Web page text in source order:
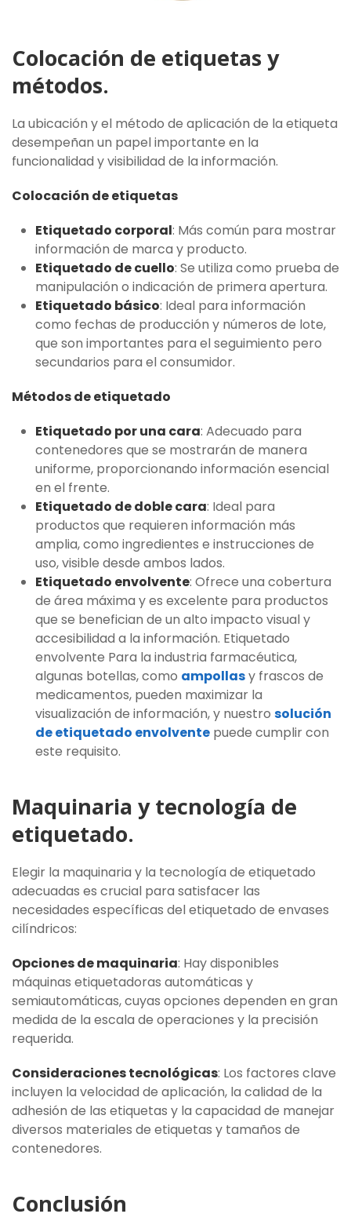
Colocación de etiquetas y
métodos.
La ubicación y el método de aplicación de la etiqueta
desempeñan un papel importante en la
funcionalidad y visibilidad de la información.
Colocación de etiquetas
Etiquetado corporal: Más común para mostrar
información de marca y producto.
Etiquetado de cuello: Se utiliza como prueba de
manipulación o indicación de primera apertura.
Etiquetado básico: Ideal para información
como fechas de producción y números de lote,
que son importantes para el seguimiento pero
secundarios para el consumidor.
Métodos de etiquetado
Etiquetado por una cara: Adecuado para
contenedores que se mostrarán de manera
uniforme, proporcionando información esencial
en el frente.
Etiquetado de doble cara: Ideal para
productos que requieren información más
amplia, como ingredientes e instrucciones de
uso, visible desde ambos lados.
Etiquetado envolvente: Ofrece una cobertura
de área máxima y es excelente para productos
que se benefician de un alto impacto visual y
accesibilidad a la información. Etiquetado
envolvente Para la industria farmacéutica,
algunas botellas, como ampollasy frascos de
medicamentos, pueden maximizar la
visualización de información, y nuestro solución
de etiquetado envolvente puede cumplir con
este requisito.
Maquinaria y tecnología de
etiquetado.
Elegir la maquinaria y la tecnología de etiquetado
adecuadas es crucial para satisfacer las
necesidades específicas del etiquetado de envases
cilíndricos:
Opciones de maquinaria: Hay disponibles
máquinas etiquetadoras automáticas y
semiautomáticas, cuyas opciones dependen en gran
medida de la escala de operaciones y la precisión
requerida.
Consideraciones tecnológicas: Los factores clave
incluyen la velocidad de aplicación, la calidad de la
adhesión de las etiquetas y la capacidad de manejar
diversos materiales de etiquetas y tamaños de
contenedores.
Conclusión